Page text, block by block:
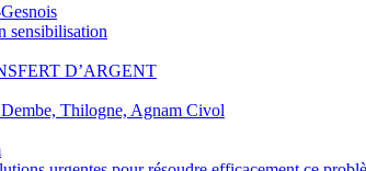
sensibilisation
D’ARGENT
Thilogne, Agnam Civol